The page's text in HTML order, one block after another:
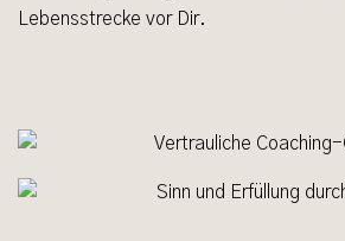
Lebensstrecke vor Dir.